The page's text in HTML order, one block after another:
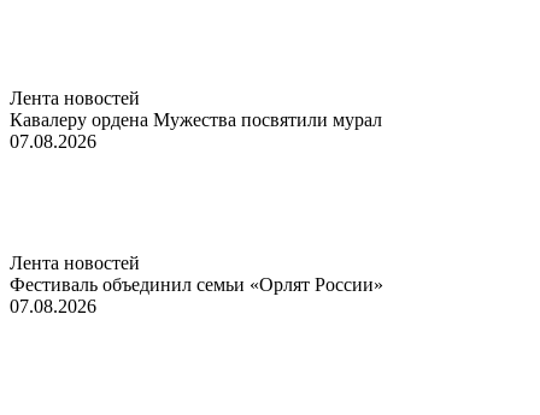
Лента новостей
Кавалеру ордена Мужества посвятили мурал
07.08.2026
Лента новостей
Фестиваль объединил семьи «Орлят России»
07.08.2026